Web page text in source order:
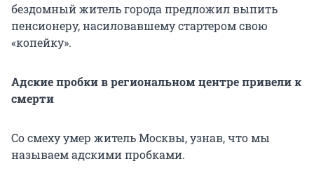
бездомный житель города предложил выпить
пенсионеру, насиловавшему стартером свою
«копейку».
Адские пробки в региональном центре привели к
смерти
Со смеху умер житель Москвы, узнав, что мы
называем адскими пробками.